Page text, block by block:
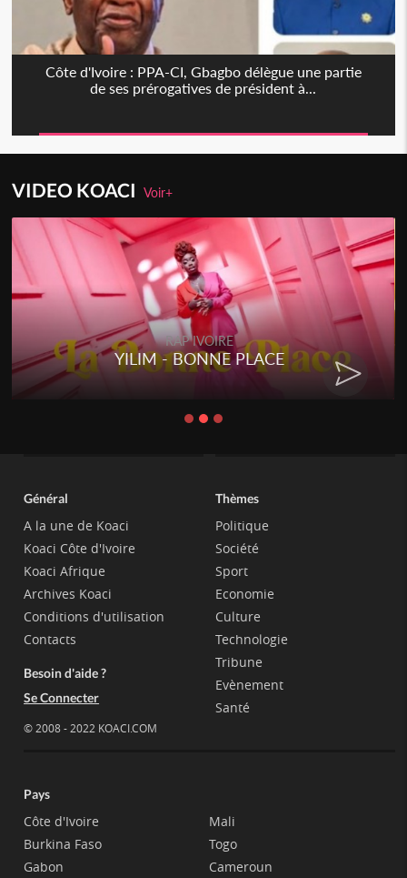
Côte d'Ivoire : PPA-CI, Gbagbo délègue une partie
de ses prérogatives de président à...
VIDEO KOACIVoir+
RAP IVOIRE
YILIM - BONNE PLACE
Général
A la une de Koaci
Koaci Côte d'Ivoire
Koaci Afrique
Archives Koaci
Conditions d'utilisation
Contacts
Besoin d'aide ?
Se Connecter
© 2008 - 2022 KOACI.COM
Thèmes
Politique
Société
Sport
Economie
Culture
Technologie
Tribune
Evènement
Santé
Pays
Côte d'Ivoire
Burkina Faso
Gabon
Mali
Togo
Cameroun